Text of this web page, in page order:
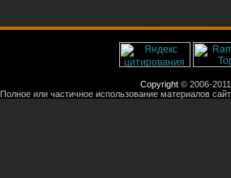
Copyright © 2006-
Полное или частичное использование материалов